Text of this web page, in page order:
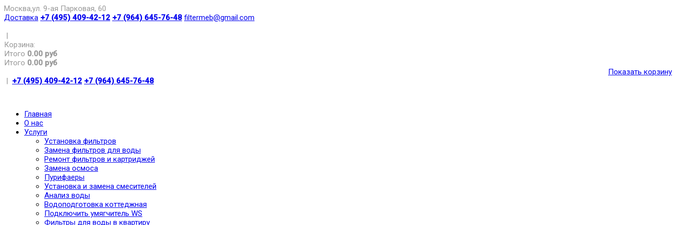
Москва,ул. 9-ая Парковая, 60
Доставка +7 (495) 409-42-12 +7 (964) 645-76-48 filtermeb@gmail.com
|
Корзина:
Итого 0.00 руб
Итого 0.00 руб
Показать корзину
| +7 (495) 409-42-12 +7 (964) 645-76-48
Главная
О нас
Услуги
Установка фильтров
Замена фильтров для воды
Ремонт фильтров и картриджей
Замена осмоса
Пурифаеры
Установка и замена смесителей
Анализ воды
Водоподготовка коттеджная
Подключить умягчитель WS
Фильтры для воды в квартиру